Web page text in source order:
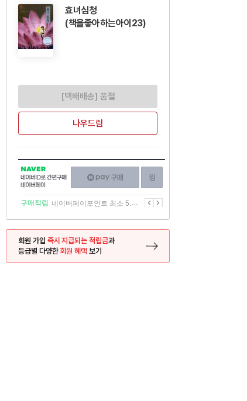
효녀심청
(책을좋아하는아이23)
[택배배송] 품절
나우드림
NAVER
네이버
ID로
간편구매
네이버페이
구매하기
이전
구매적립 네이버페이포인트 최소 5.5% 적립 다음
회원 가입 즉시 지급되는 적립금과
등급별 다양한회원 혜택 보기